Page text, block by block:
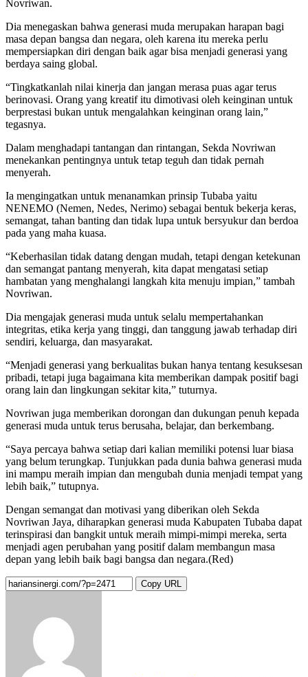
Novriwan.
Dia menegaskan bahwa generasi muda merupakan harapan bagi
masa depan bangsa dan negara, oleh karena itu mereka perlu
mempersiapkan diri dengan baik agar bisa menjadi generasi yang
berdaya saing global.
“Tingkatkanlah nilai kinerja dan jangan merasa puas agar terus
berinovasi. Orang yang kreatif itu dimotivasi oleh keinginan untuk
berprestasi bukan untuk mengalahkan keinginan orang lain,”
tegasnya.
Dalam menghadapi tantangan dan rintangan, Sekda Novriwan
menekankan pentingnya untuk tetap teguh dan tidak pernah
menyerah.
Ia mengingatkan untuk menanamkan prinsip Tubaba yaitu
NENEMO (Nemen, Nedes, Nerimo) sebagai bentuk bekerja keras,
semangat, tahan banting dan tidak lupa untuk bersyukur dan berdoa
pada yang maha kuasa.
“Keberhasilan tidak datang dengan mudah, tetapi dengan ketekunan
dan semangat pantang menyerah, kita dapat mengatasi setiap
hambatan yang menghalangi langkah kita menuju impian,” tambah
Novriwan.
Dia mengajak generasi muda untuk selalu mempertahankan
integritas, etika kerja yang tinggi, dan tanggung jawab terhadap diri
sendiri, keluarga, dan masyarakat.
“Menjadi generasi yang berkualitas bukan hanya tentang kesuksesan
pribadi, tetapi juga bagaimana kita memberikan dampak positif bagi
orang lain dan lingkungan sekitar kita,” tuturnya.
Novriwan juga memberikan dorongan dan dukungan penuh kepada
generasi muda untuk terus berusaha, belajar, dan berkembang.
“Saya percaya bahwa setiap dari kalian memiliki potensi luar biasa
yang belum terungkap. Tunjukkan pada dunia bahwa generasi muda
ini mampu meraih impian dan mengubah dunia menjadi tempat yang
lebih baik,” tutupnya.
Dengan semangat dan motivasi yang diberikan oleh Sekda
Novriwan Jaya, diharapkan generasi muda Kabupaten Tubaba dapat
terinspirasi dan bangkit untuk meraih mimpi-mimpi mereka, serta
menjadi agen perubahan yang positif dalam membangun masa
depan yang lebih baik bagi bangsa dan negara.(Red)
Copy URL